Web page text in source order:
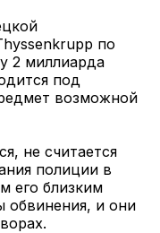
по
2 миллиарда
под
возможной
не считается
полиции в
его близким
обвинения, и они